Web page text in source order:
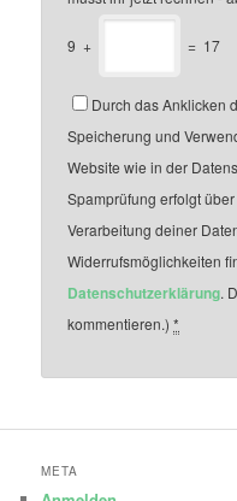
9 + = 17
Durch das Anklicken
Speicherung und
Website wie in der
Spamprüfung erfolgt
Verarbeitung deiner
Widerrufsmöglichkeiten
Datenschutzerklärung.
kommentieren.)*
META